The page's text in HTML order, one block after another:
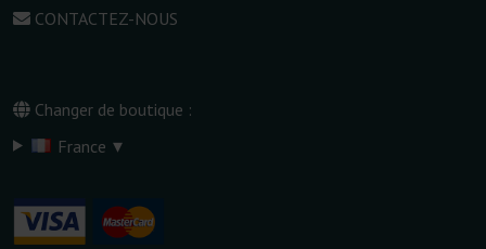
CONTACTEZ-NOUS
Changer de boutique :
France ▾